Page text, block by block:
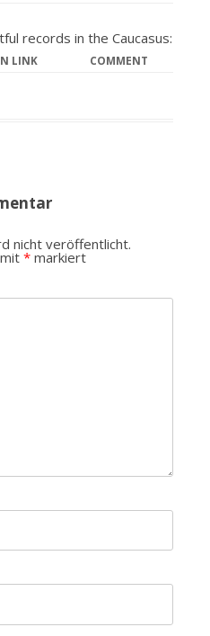
records in the Caucasus:
LINK COMMENT
nicht veröffentlicht.
*markiert